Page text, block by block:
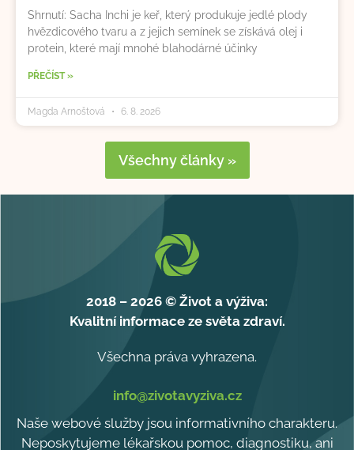
Shrnutí: Sacha Inchi je keř, který produkuje jedlé plody
hvězdicového tvaru a z jejich semínek se získává olej i
protein, které mají mnohé blahodárné účinky
PŘEČÍST »
Magda Arnoštová 6. 8. 2026
Všechny články »
2018 – 2026 © Život a výživa:
Kvalitní informace ze světa zdraví.
Všechna práva vyhrazena.
info@zivotavyziva.cz
Naše webové služby jsou informativního charakteru.
Neposkytujeme lékařskou pomoc, diagnostiku, ani